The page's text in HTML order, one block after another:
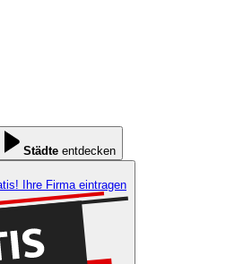
Städte entdecken
Ihre Firma eintragen